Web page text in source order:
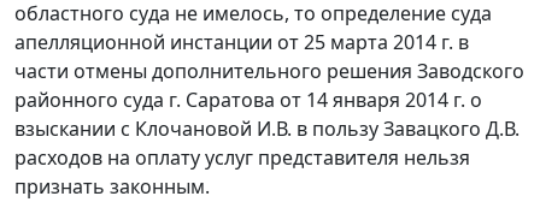
областного суда не имелось, то определение суда
апелляционной инстанции от 25 марта 2014 г. в
части отмены дополнительного решения Заводского
районного суда г. Саратова от 14 января 2014 г. о
взыскании с Клочановой И.В. в пользу Завацкого Д.В.
расходов на оплату услуг представителя нельзя
признать законным.